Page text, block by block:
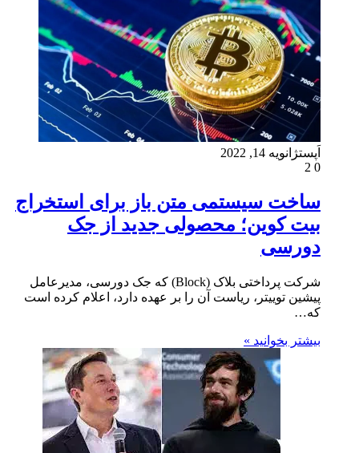
اَپستژانویه 14, 2022
0
ساخت سیستمی متن باز برای استخراج
بیت کوین؛ محصولی جدید از جک
دورسی
شرکت پرداختی بلاک (‌‌Block) که جک دورسی، مدیرعامل
پیشین توییتر، ریاست آن را بر عهده دارد، اعلام کرده است
که…
بیشتر بخوانید »